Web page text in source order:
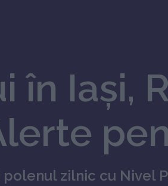
în Iaşi,
zilnic cu Nivel